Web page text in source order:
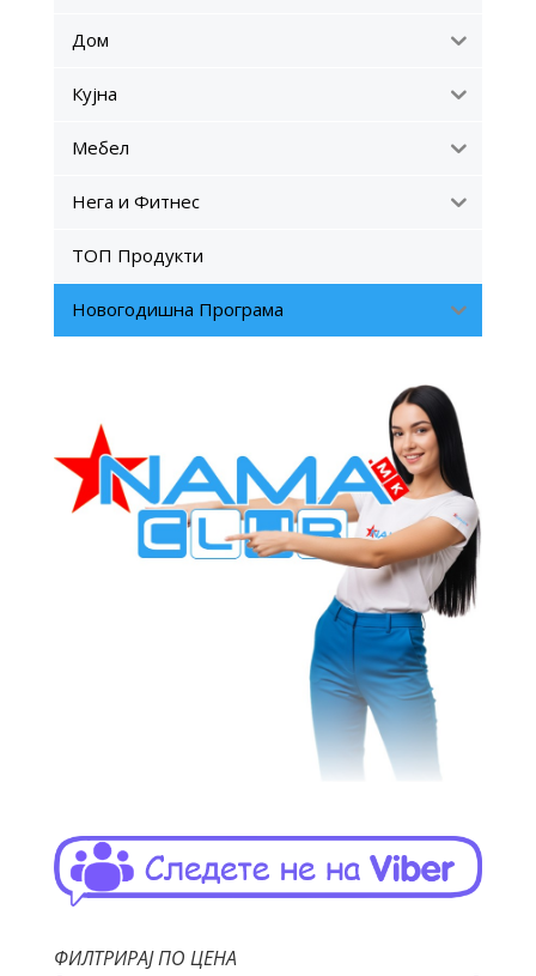
Дом
Кујна
Мебел
Нега и Фитнес
ТОП Продукти
Новогодишна Програма
ФИЛТРИРАЈ ПО ЦЕНА